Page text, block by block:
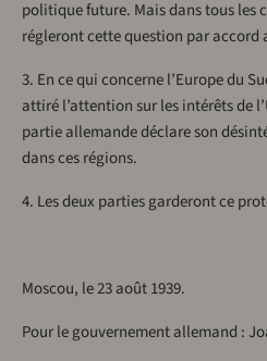
politique future. Mais dans tous les
régleront cette question par accord
3. En ce qui concerne l’Europe du
attiré l’attention sur les intérêts de
partie allemande déclare son
dans ces régions.
4. Les deux parties garderont ce
Moscou, le 23 août 1939.
Pour le gouvernement allemand :